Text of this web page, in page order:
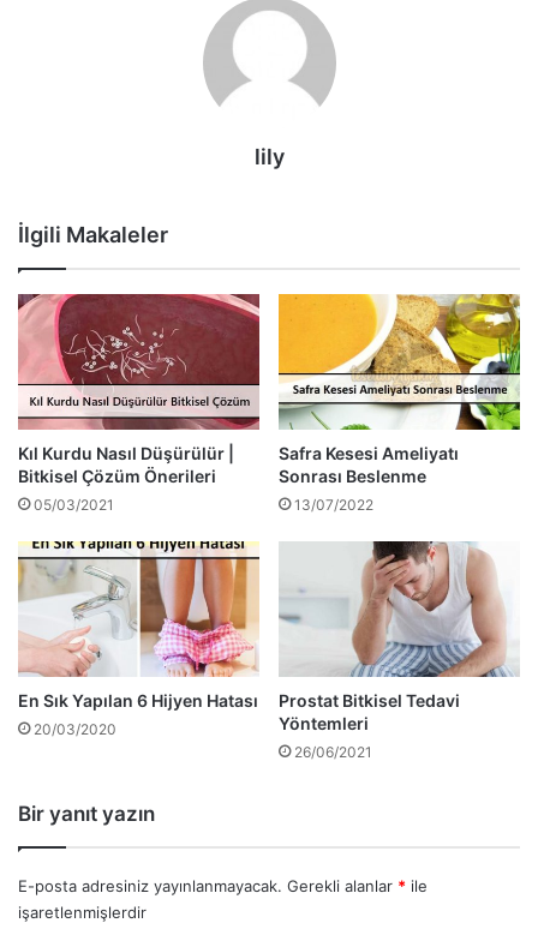
lily
İlgili Makaleler
Kıl Kurdu Nasıl Düşürülür |
Bitkisel Çözüm Önerileri
05/03/2021
Safra Kesesi Ameliyatı
Sonrası Beslenme
13/07/2022
En Sık Yapılan 6 Hijyen Hatası
20/03/2020
Prostat Bitkisel Tedavi
Yöntemleri
26/06/2021
Bir yanıt yazın
E-posta adresiniz yayınlanmayacak. Gerekli alanlar * ile
işaretlenmişlerdir